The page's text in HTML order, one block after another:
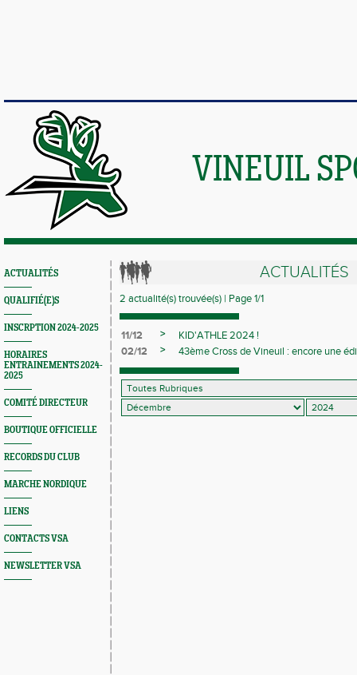
VINEUIL
ACTUALITÉS
QUALIFIÉ(E)S
INSCRPTION 2024-2025
HORAIRES
ENTRAINEMENTS 2024-
2025
COMITÉ DIRECTEUR
BOUTIQUE OFFICIELLE
RECORDS DU CLUB
MARCHE NORDIQUE
LIENS
CONTACTS VSA
NEWSLETTER VSA
ACTUALITÉS
2 actualité(s) trouvée(s) | Page 1/1
11/12 >
KID'ATHLE 2024 !
02/12
> 43ème Cross de Vineuil : encore une